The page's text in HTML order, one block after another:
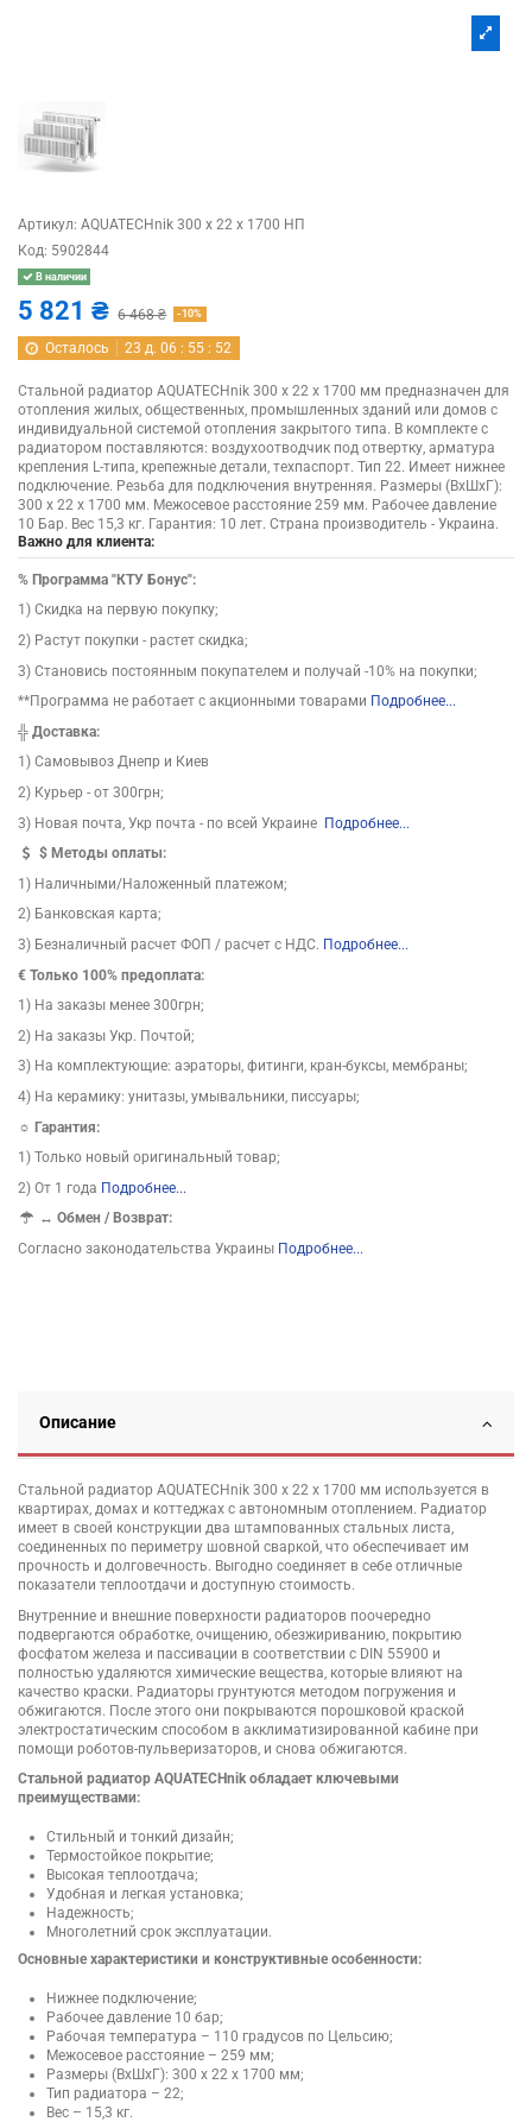
Артикул: AQUATECHnik 300 х 22 x 1700 НП
Код: 5902844
В наличии
5 821 ₴ 6 468 ₴ -10%
Осталось 23 д. 06 : 55 : 52
Стальной радиатор AQUATECHnik 300 x 22 x 1700 мм предназначен для
отопления жилых, общественных, промышленных зданий или домов с
индивидуальной системой отопления закрытого типа. В комплекте с
радиатором поставляются: воздухоотводчик под отвертку, арматура
крепления L-типа, крепежные детали, техпаспорт. Тип 22. Имеет нижнее
подключение. Резьба для подключения внутренняя. Размеры (ВхШхГ):
300 x 22 x 1700 мм. Межосевое расстояние 259 мм. Рабочее давление
10 Бар. Вес 15,3 кг. Гарантия: 10 лет. Страна производитель - Украина.
Важно для клиента:
% Программа "КТУ Бонус":
1) Скидка на первую покупку;
2) Растут покупки - растет скидка;
3) Становись постоянным покупателем и получай -10% на покупки;
**Программа не работает с акционными товарами Подробнее...
╬ Доставка:
1) Самовывоз Днепр и Киев
2) Курьер - от 300грн;
3) Новая почта, Укр почта - по всей Украине Подробнее...
$ Методы оплаты:
1) Наличными/Наложенный платежом;
2) Банковская карта;
3) Безналичный расчет ФОП / расчет с НДС. Подробнее...
€ Только 100% предоплата:
1) На заказы менее 300грн;
2) На заказы Укр. Почтой;
3) На комплектующие: аэраторы, фитинги, кран-буксы, мембраны;
4) На керамику: унитазы, умывальники, писсуары;
☼ Гарантия:
1) Только новый оригинальный товар;
2) От 1 года Подробнее...
↔Обмен / Возврат:
Согласно законодательства Украины Подробнее...
Описание
Стальной радиатор AQUATECHnik 300 x 22 x 1700 мм используется в
квартирах, домах и коттеджах с автономным отоплением. Радиатор
имеет в своей конструкции два штампованных стальных листа,
соединенных по периметру шовной сваркой, что обеспечивает им
прочность и долговечность. Выгодно соединяет в себе отличные
показатели теплоотдачи и доступную стоимость.
Внутренние и внешние поверхности радиаторов поочередно
подвергаются обработке, очищению, обезжириванию, покрытию
фосфатом железа и пассивации в соответствии с DIN 55900 и
полностью удаляются химические вещества, которые влияют на
качество краски. Радиаторы грунтуются методом погружения и
обжигаются. После этого они покрываются порошковой краской
электростатическим способом в акклиматизированной кабине при
помощи роботов-пульверизаторов, и снова обжигаются.
Стальной радиатор AQUATECHnik обладает ключевыми
преимуществами:
Стильный и тонкий дизайн;
Термостойкое покрытие;
Высокая теплоотдача;
Удобная и легкая установка;
Надежность;
Многолетний срок эксплуатации.
Основные характеристики и конструктивные особенности:
Нижнее подключение;
Рабочее давление 10 бар;
Рабочая температура – 110 градусов по Цельсию;
Межосевое расстояние – 259 мм;
Размеры (ВхШхГ): 300 x 22 x 1700 мм;
Тип радиатора – 22;
Вес – 15,3 кг.